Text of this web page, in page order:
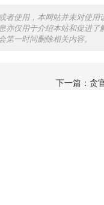
者使用，本网站并未对使用
亦仅用于介绍本站和促进了
一时间删除相关内容。
下一篇： 贪